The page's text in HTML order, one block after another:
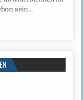
sein…